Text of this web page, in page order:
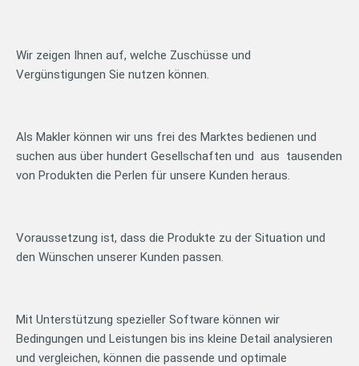
Wir zeigen Ihnen auf, welche Zuschüsse und
Vergünstigungen Sie nutzen können.
Als Makler können wir uns frei des Marktes bedienen und
suchen aus über hundert Gesellschaften und aus tausenden
von Produkten die Perlen für unsere Kunden heraus.
Voraussetzung ist, dass die Produkte zu der Situation und
den Wünschen unserer Kunden passen.
Mit Unterstützung spezieller Software können wir
Bedingungen und Leistungen bis ins kleine Detail analysieren
und vergleichen, können die passende und optimale